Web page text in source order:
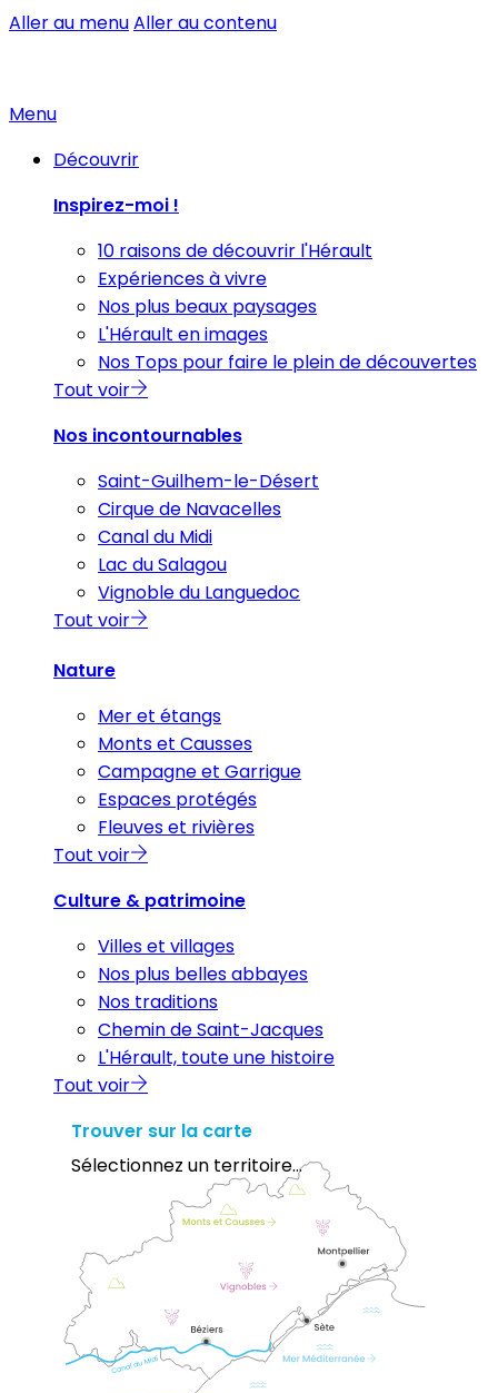
Aller au menuAller au contenu
Menu
Découvrir
Inspirez-moi !
10 raisons de découvrir l'Hérault
Expériences à vivre
Nos plus beaux paysages
L'Hérault en images
Nos Tops pour faire le plein de découvertes
Tout voir
Nos incontournables
Saint-Guilhem-le-Désert
Cirque de Navacelles
Canal du Midi
Lac du Salagou
Vignoble du Languedoc
Tout voir
Nature
Mer et étangs
Monts et Causses
Campagne et Garrigue
Espaces protégés
Fleuves et rivières
Tout voir
Culture & patrimoine
Villes et villages
Nos plus belles abbayes
Nos traditions
Chemin de Saint-Jacques
L'Hérault, toute une histoire
Tout voir
Trouver sur la carte
Sélectionnez un territoire...